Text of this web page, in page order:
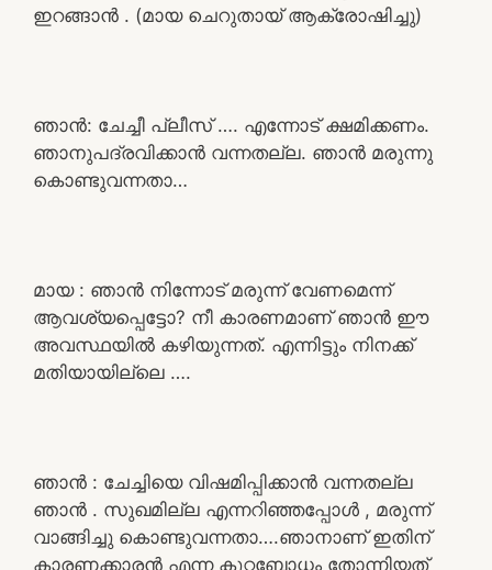
ഇറങ്ങാൻ . (മായ ചെറുതായ് ആക്രോഷിച്ചു)
ഞാൻ: ചേച്ചീ പ്ലീസ് …. എന്നോട് ക്ഷമിക്കണം.
ഞാനുപദ്രവിക്കാൻ വന്നതല്ല. ഞാൻ മരുന്നു
കൊണ്ടുവന്നതാ…
മായ : ഞാൻ നിന്നോട് മരുന്ന് വേണമെന്ന്
ആവശ്യപ്പെട്ടോ? നീ കാരണമാണ് ഞാൻ ഈ
അവസ്ഥയിൽ കഴിയുന്നത്. എന്നിട്ടും നിനക്ക്
മതിയായില്ലെ ….
ഞാൻ : ചേച്ചിയെ വിഷമിപ്പിക്കാൻ വന്നതല്ല
ഞാൻ . സുഖമില്ല എന്നറിഞ്ഞപ്പോൾ , മരുന്ന്
വാങ്ങിച്ചു കൊണ്ടുവന്നതാ….ഞാനാണ് ഇതിന്
കാരണക്കാരൻ എന്ന കുറ്റബോധം തോന്നിയത്